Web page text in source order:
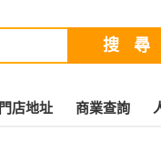
門店地址 商業查詢